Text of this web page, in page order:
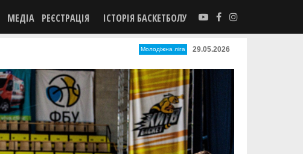
МЕДІА РЕЄСТРАЦІЯ ІСТОРІЯ БАСКЕТБОЛУ
Молодіжна ліга 29.05.2026